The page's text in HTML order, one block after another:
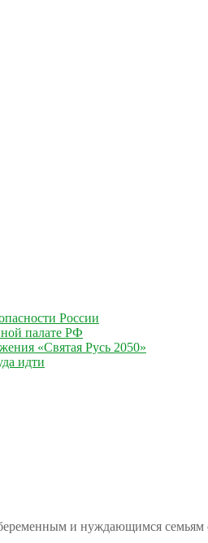
России
палате РФ
«Святая Русь 2050»
идти
и нуждающимся семьям